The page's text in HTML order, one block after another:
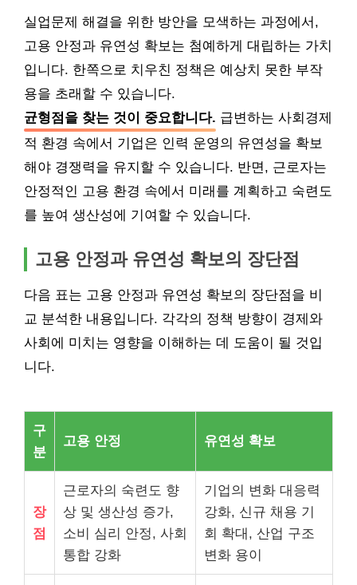
실업문제 해결을 위한 방안을 모색하는 과정에서,
고용 안정과 유연성 확보는 첨예하게 대립하는 가치
입니다. 한쪽으로 치우친 정책은 예상치 못한 부작
용을 초래할 수 있습니다.
균형점을 찾는 것이 중요합니다. 급변하는 사회경제
적 환경 속에서 기업은 인력 운영의 유연성을 확보
해야 경쟁력을 유지할 수 있습니다. 반면, 근로자는
안정적인 고용 환경 속에서 미래를 계획하고 숙련도
를 높여 생산성에 기여할 수 있습니다.
고용 안정과 유연성 확보의 장단점
다음 표는 고용 안정과 유연성 확보의 장단점을 비
교 분석한 내용입니다. 각각의 정책 방향이 경제와
사회에 미치는 영향을 이해하는 데 도움이 될 것입
니다.
구
분
고용 안정 유연성 확보
장
점
근로자의 숙련도 향
상 및 생산성 증가,
소비 심리 안정, 사회
통합 강화
기업의 변화 대응력
강화, 신규 채용 기
회 확대, 산업 구조
변화 용이